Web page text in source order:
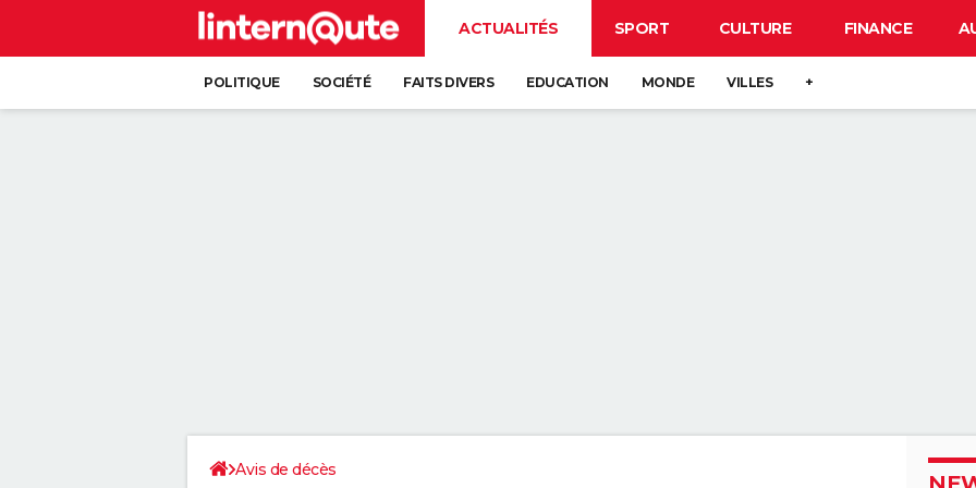
ACTUALITÉS SPORT CULTURE FINANCE
POLITIQUE SOCIÉTÉ FAITS DIVERS EDUCATION MONDE VILLES +
Avis de décès